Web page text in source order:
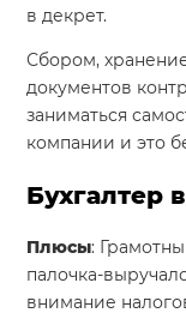
в декрет.
Сбором,
документов
заниматься
компании и это
Бухгалтер
Плюсы:
палочка-
внимание